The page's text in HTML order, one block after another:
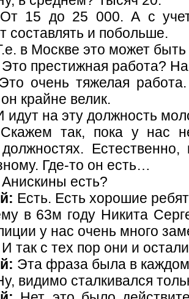
От 15 до 25 000. А с
составлять и побольше.
в Москве это может
Это престижная работа?
Это очень тяжелая
крайне велик.
идут на эту должность
Скажем так, пока у нас
Естественно,
Где-то он есть…
Анискины есть?
Есть. Есть хорошие
в 63м году Никита
у нас очень много
И так с тех пор они и
Эта фраза была в
видимо сталкивался